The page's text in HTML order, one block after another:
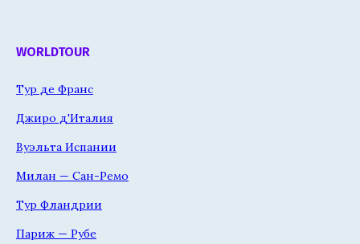
WORLDTOUR
Тур де Франс
Джиро д'Италия
Вуэльта Испании
Милан — Сан-Ремо
Тур Фландрии
Париж — Рубе